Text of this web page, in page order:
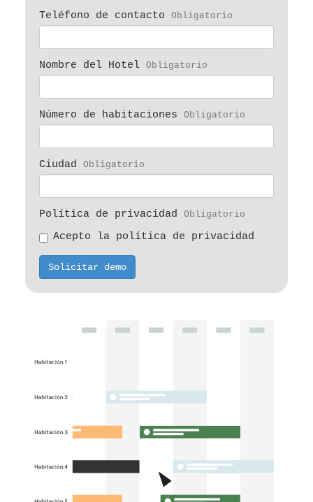
Teléfono de contacto Obligatorio
Nombre del Hotel Obligatorio
Número de habitaciones Obligatorio
Ciudad Obligatorio
Política de privacidad Obligatorio
Acepto la política de privacidad
Solicitar demo